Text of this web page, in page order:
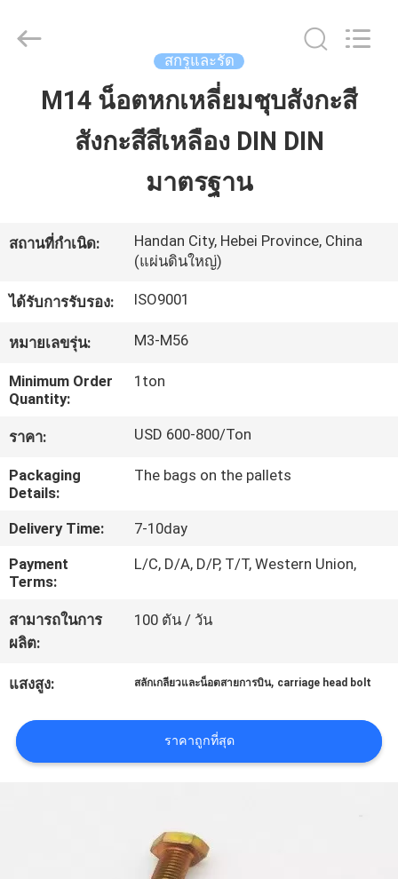
บ้าน
เกี่ยว
เรา
ทัวร์
โรงงาน
ควบคุม
คุณภาพ
เรา
ใบ
EXPORT
สกรูและรัด
M14 น็อตหกเหลี่ยมชุบสังกะสี
สังกะสีสีเหลือง DIN DIN
มาตรฐาน
สถานที่กำเนิด:
Handan City, Hebei Province, China
(แผ่นดินใหญ่)
ได้รับการรับรอง: ISO9001
หมายเลขรุ่น: M3-M56
Minimum Order
Quantity:
1ton
ราคา: USD 600-800/Ton
Packaging
Details:
The bags on the pallets
Delivery Time:
7-10day
Payment
Terms:
L/C, D/A, D/P, T/T, Western Union,
สามารถในการ
ผลิต:
100 ตัน / วัน
แสงสูง: สลักเกลียวและน็อตสายการบิน, carriage head bolt
ราคาถูกที่สุด